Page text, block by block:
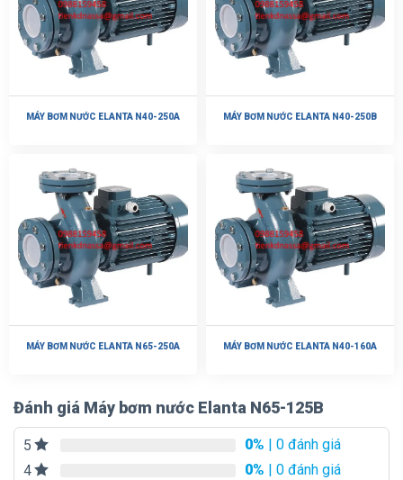
MÁY BƠM NƯỚC ELANTA N40-250A MÁY BƠM NƯỚC ELANTA N40-250B
MÁY BƠM NƯỚC ELANTA N65-250A MÁY BƠM NƯỚC ELANTA N40-160A
Đánh giá Máy bơm nước Elanta N65-125B
5 0% | 0 đánh giá
4
0% | 0 đánh giá